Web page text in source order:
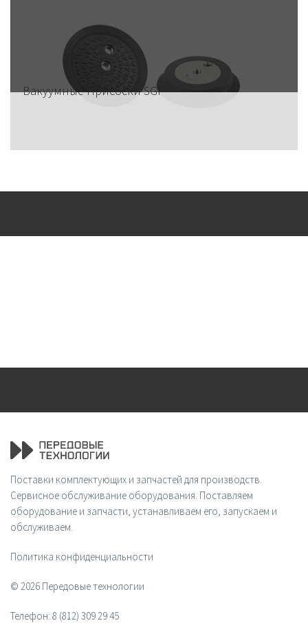
Вакуумные Присоски SGF
Поставки комплектующих и запчастей для производств.
Сервисное обслуживание оборудования. Поставляем
оборудование и запчасти, устанавливаем его, запускаем и
обслуживаем.
Политика конфиденциальности
© 2026 Передовые технологии
Телефон: 8 (812) 309 29 45